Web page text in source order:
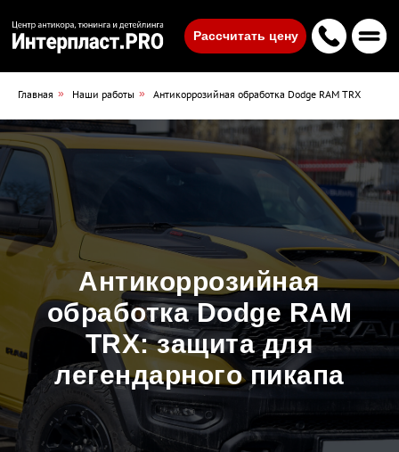
Рассчитать цену
Комплексная обработка антикором
Бесплатный осмотр антикора у
Гарантийный осмотр антикора
Технология обработки антикором
Мойка до и после обработки
Точечная антикоррозийная обработка
Главная » Наши работы » Антикоррозийная обработка Dodge RAM TRX
Антикоррозийная
обработка Dodge RAM
TRX: защита для
легендарного пикапа